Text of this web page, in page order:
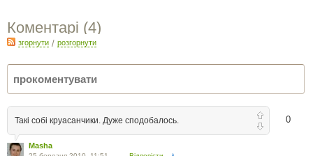
Коментарі (4)
згорнути / розгорнути
0
Такі собі круасанчики. Дуже сподобалось.
Masha